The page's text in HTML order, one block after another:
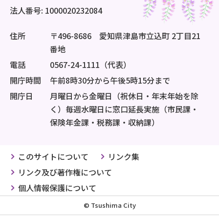
法人番号: 1000020232084
住所
〒496-8686 愛知県津島市立込町 2丁目21
番地
電話
0567-24-1111（代表）
開庁時間
午前8時30分から午後5時15分まで
開庁日
月曜日から金曜日（祝休日・年末年始を除
く）毎週水曜日に窓口延長実施（市民課・
保険年金課・税務課・収納課）
このサイトについて
リンク集
リンク及び著作権について
個人情報保護について
© Tsushima City